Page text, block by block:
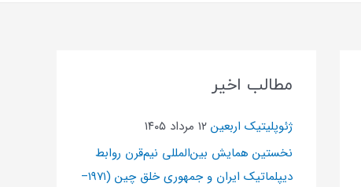
مطالب اخیر
ژئوپلیتیک اربعین ۱۲ مرداد ۱۴۰۵
نخستین همایش بین‌المللی نیم‌قرن روابط
دیپلماتیک ایران و جمهوری خلق چین (۱۹۷۱–